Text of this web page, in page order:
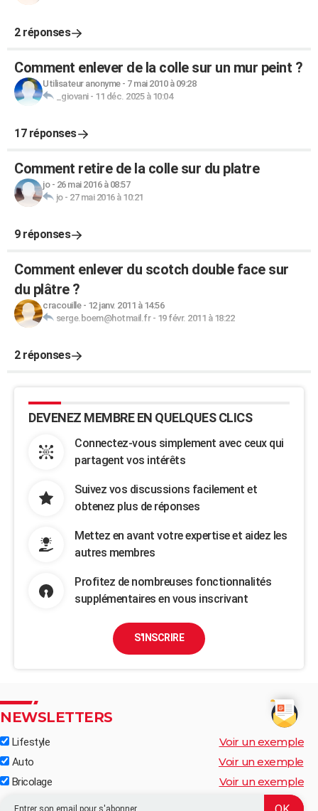
2 réponses
Comment enlever de la colle sur un mur peint ?
Utilisateur anonyme- 7 mai 2010 à 09:28
_giovani- 11 déc. 2025 à 10:04
17 réponses
Comment retire de la colle sur du platre
jo- 26 mai 2016 à 08:57
jo- 27 mai 2016 à 10:21
9 réponses
Comment enlever du scotch double face sur
du plâtre ?
cracouille- 12 janv. 2011 à 14:56
serge.boem@hotmail.fr- 19 févr. 2011 à 18:22
2 réponses
DEVENEZ MEMBRE EN QUELQUES CLICS
Connectez-vous simplement avec ceux qui
partagent vos intérêts
Suivez vos discussions facilement et
obtenez plus de réponses
Mettez en avant votre expertise et aidez les
autres membres
Profitez de nombreuses fonctionnalités
supplémentaires en vous inscrivant
S'INSCRIRE
NEWSLETTERS
Lifestyle Voir un exemple
Auto Voir un exemple
Bricolage Voir un exemple